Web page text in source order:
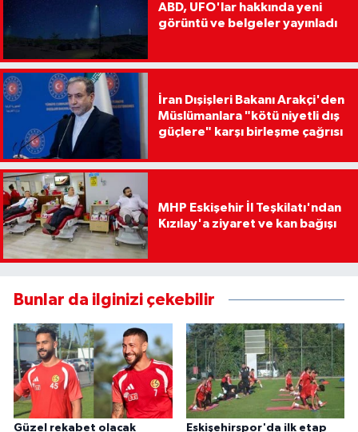
ABD, UFO'lar hakkında yeni
görüntü ve belgeler yayınladı
İran Dışişleri Bakanı Arakçi'den
Müslümanlara "kötü niyetli dış
güçlere" karşı birleşme çağrısı
MHP Eskişehir İl Teşkilatı'ndan
Kızılay'a ziyaret ve kan bağışı
Bunlar da ilginizi çekebilir
Güzel rekabet olacak Eskişehirspor'da ilk etap